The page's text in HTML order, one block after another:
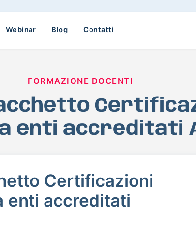
Webinar Blog Contatti
FORMAZIONE DOCENTI
enti accreditati
Certificazioni
enti accreditati